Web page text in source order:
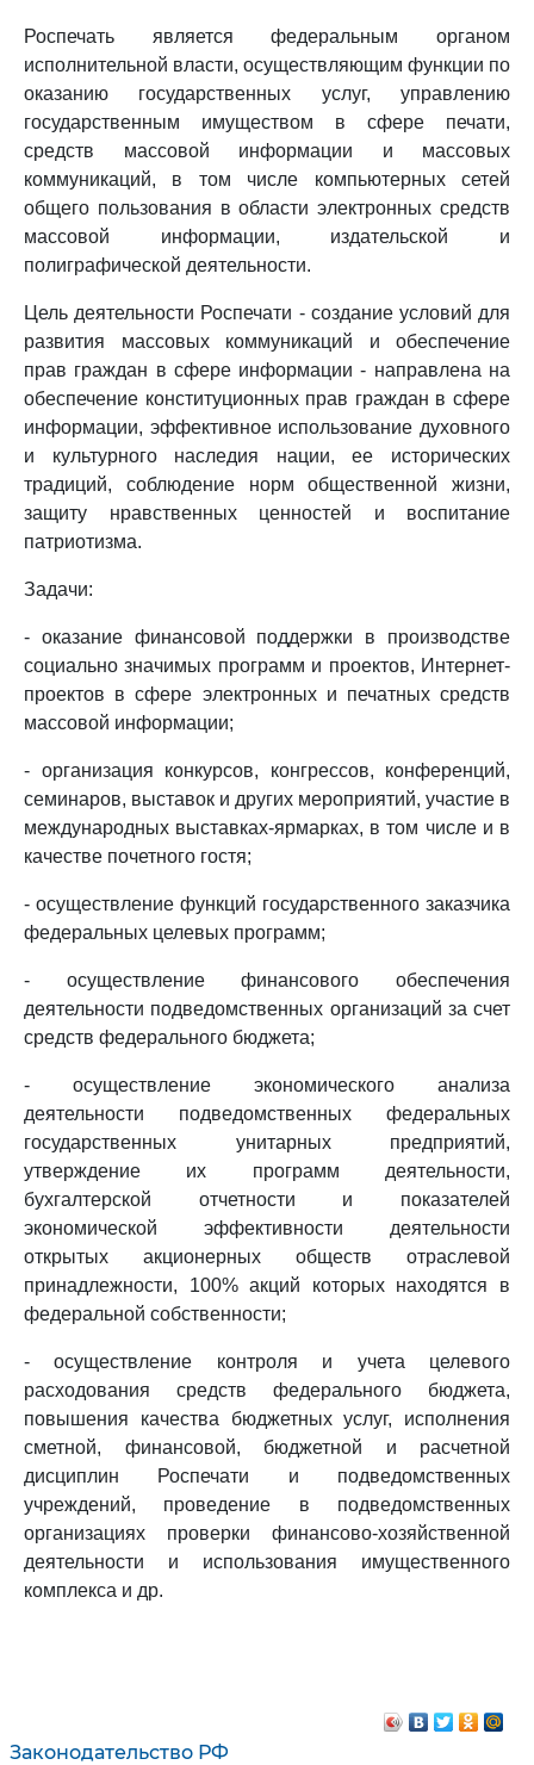
Законодательство РФ
Роспечать является федеральным органом
исполнительной власти, осуществляющим функции по
оказанию государственных услуг, управлению
государственным имуществом в сфере печати,
средств массовой информации и массовых
коммуникаций, в том числе компьютерных сетей
общего пользования в области электронных средств
массовой информации, издательской и
полиграфической деятельности.
Цель деятельности Роспечати - создание условий для
развития массовых коммуникаций и обеспечение
прав граждан в сфере информации - направлена на
обеспечение конституционных прав граждан в сфере
информации, эффективное использование духовного
и культурного наследия нации, ее исторических
традиций, соблюдение норм общественной жизни,
защиту нравственных ценностей и воспитание
патриотизма.
Задачи:
- оказание финансовой поддержки в производстве
социально значимых программ и проектов, Интернет-
проектов в сфере электронных и печатных средств
массовой информации;
- организация конкурсов, конгрессов, конференций,
семинаров, выставок и других мероприятий, участие в
международных выставках-ярмарках, в том числе и в
качестве почетного гостя;
- осуществление функций государственного заказчика
федеральных целевых программ;
- осуществление финансового обеспечения
деятельности подведомственных организаций за счет
средств федерального бюджета;
- осуществление экономического анализа
деятельности подведомственных федеральных
государственных унитарных предприятий,
утверждение их программ деятельности,
бухгалтерской отчетности и показателей
экономической эффективности деятельности
открытых акционерных обществ отраслевой
принадлежности, 100% акций которых находятся в
федеральной собственности;
- осуществление контроля и учета целевого
расходования средств федерального бюджета,
повышения качества бюджетных услуг, исполнения
сметной, финансовой, бюджетной и расчетной
дисциплин Роспечати и подведомственных
учреждений, проведение в подведомственных
организациях проверки финансово-хозяйственной
деятельности и использования имущественного
комплекса и др.